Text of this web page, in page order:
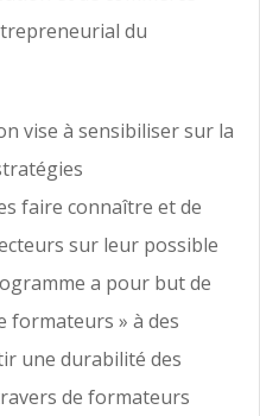
du
vise à sensibiliser sur la
faire connaître et de
sur leur possible
a pour but de
formateurs » à des
une durabilité des
de formateurs